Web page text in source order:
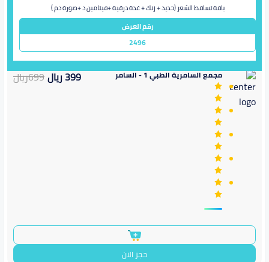
باقة تساقط الشعر (حديد + زنك + غدة درقية +فيتامين د +صورة دم )
رقم العرض
2496
مجمع السامرية الطبي 1 - السامر 399ريال699ريال
حجز الان